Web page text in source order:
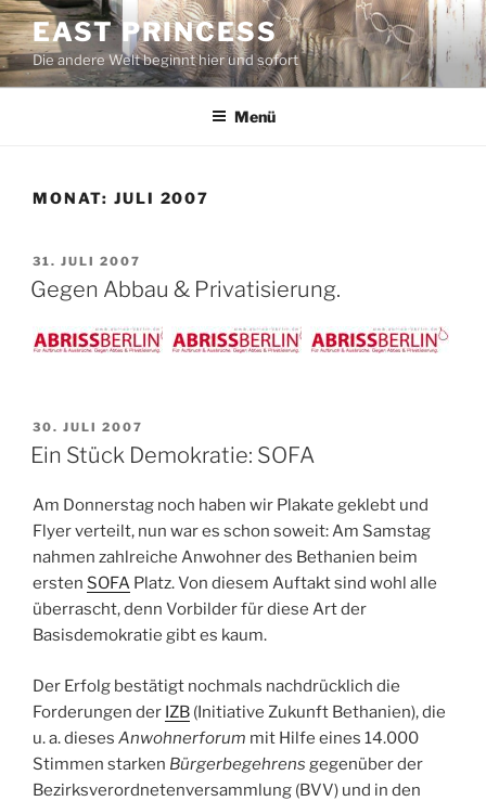
Zum
Inhalt
springen
EAST PRINCESS
Die andere Welt beginnt hier und sofort
Menü
MONAT: JULI 2007
VERÖFFENTLICHT
AM
31. JULI 2007
Gegen Abbau & Privatisierung.
VERÖFFENTLICHT
AM
30. JULI 2007
Ein Stück Demokratie: SOFA
Am Donnerstag noch haben wir Plakate geklebt und
Flyer verteilt, nun war es schon soweit: Am Samstag
nahmen zahlreiche Anwohner des Bethanien beim
ersten SOFA Platz. Von diesem Auftakt sind wohl alle
überrascht, denn Vorbilder für diese Art der
Basisdemokratie gibt es kaum.
Der Erfolg bestätigt nochmals nachdrücklich die
Forderungen der IZB (Initiative Zukunft Bethanien), die
u. a. dieses Anwohnerforum mit Hilfe eines 14.000
Stimmen starken Bürgerbegehrens gegenüber der
Bezirksverordnetenversammlung (BVV) und in den